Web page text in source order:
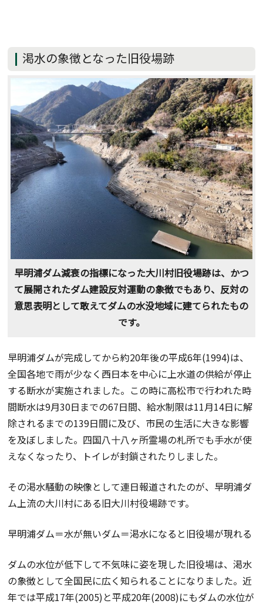
渇水の象徴となった旧役場跡
早明浦ダム減衰の指標になった大川村旧役場跡は、かつ
て展開されたダム建設反対運動の象徴でもあり、反対の
意思表明として敢えてダムの水没地域に建てられたもの
です。
早明浦ダムが完成してから約20年後の平成6年(1994)は、
全国各地で雨が少なく西日本を中心に上水道の供給が停止
する断水が実施されました。この時に高松市で行われた時
間断水は9月30日までの67日間、給水制限は11月14日に解
除されるまでの139日間に及び、市民の生活に大きな影響
を及ぼしました。四国八十八ヶ所霊場の札所でも手水が使
えなくなったり、トイレが封鎖されたりしました。
その渇水騒動の映像として連日報道されたのが、早明浦ダ
ム上流の大川村にある旧大川村役場跡です。
早明浦ダム＝水が無いダム＝渇水になると旧役場が現れる
ダムの水位が低下して不気味に姿を現した旧役場は、渇水
の象徴として全国民に広く知られることになりました。近
年では平成17年(2005)と平成20年(2008)にもダムの水位が